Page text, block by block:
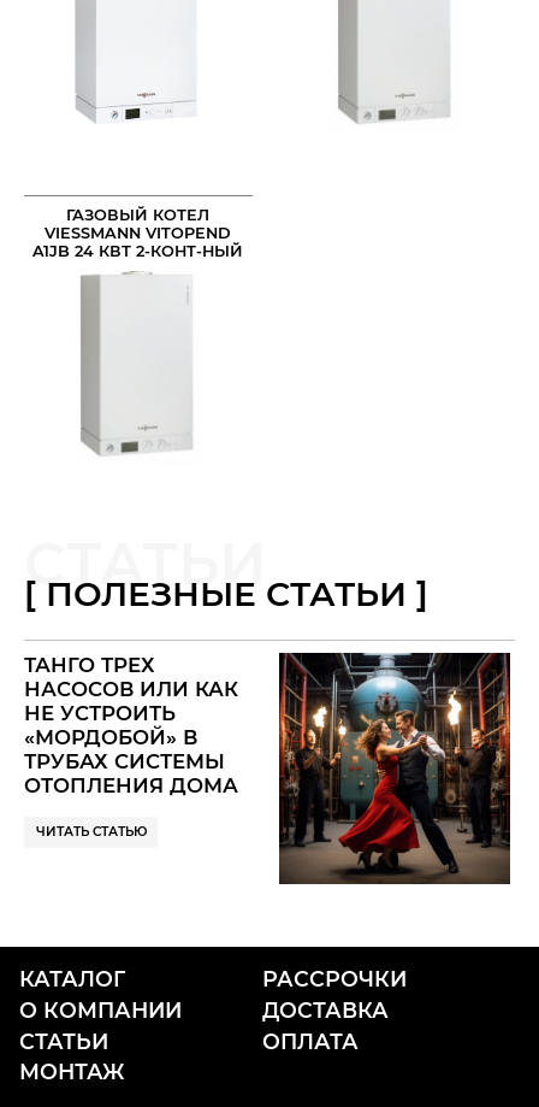
ГАЗОВЫЙ КОТЕЛ
VIESSMANN VITOPEND
A1JB 24 КВТ 2-КОНТ-НЫЙ
ТУРБО
СТАТЬИ
[ ПОЛЕЗНЫЕ СТАТЬИ ]
ТАНГО ТРЕХ
НАСОСОВ ИЛИ КАК
НЕ УСТРОИТЬ
«МОРДОБОЙ» В
ТРУБАХ СИСТЕМЫ
ОТОПЛЕНИЯ ДОМА
ЧИТАТЬ СТАТЬЮ
КАТАЛОГ
РАССРОЧКИ
О КОМПАНИИ
ДОСТАВКА
СТАТЬИ
ОПЛАТА
МОНТАЖ